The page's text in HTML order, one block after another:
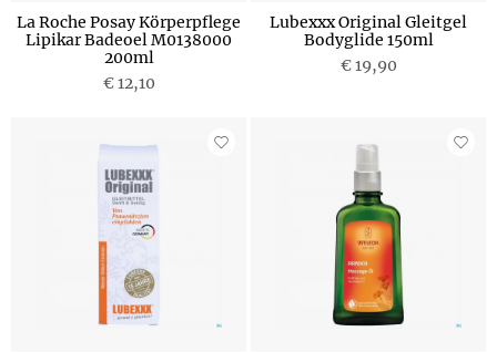
La Roche Posay Körperpflege
Lipikar Badeoel M0138000
200ml
€ 12,10
Lubexxx Original Gleitgel
Bodyglide 150ml
€ 19,90